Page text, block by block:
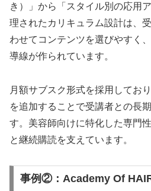
き）」から「スタイル別の応用
理されたカリキュラム設計は、
わせてコンテンツを選びやすく
導線が作られています。
月額サブスク形式を採用してお
を追加することで受講者との長
す。美容師向けに特化した専門
と継続購読を支えています。
事例②：Academy Of